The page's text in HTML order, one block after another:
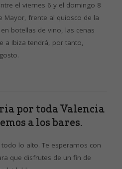
el viernes 6 y el domingo 8
Mayor, frente al quiosco de la
botellas de vino, las cenas
a Ibiza tendrá, por tanto,
por toda Valencia
a los bares.
lo alto. Te esperamos con
que disfrutes de un fin de